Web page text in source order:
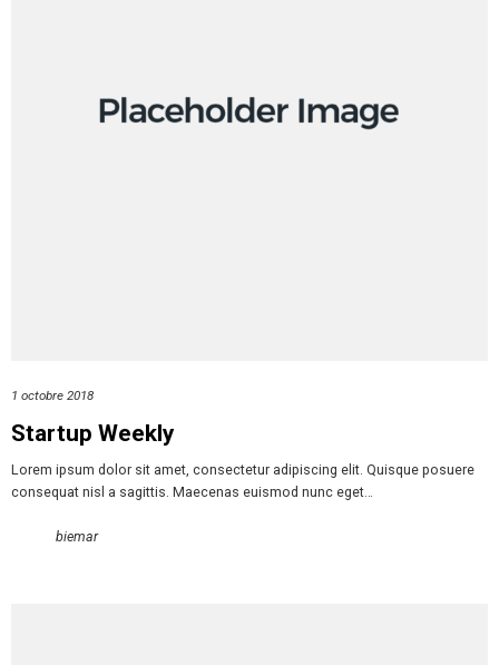
1 octobre 2018
Startup Weekly
Lorem ipsum dolor sit amet, consectetur adipiscing elit. Quisque posuere
consequat nisl a sagittis. Maecenas euismod nunc eget…
biemar